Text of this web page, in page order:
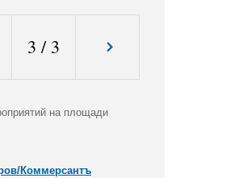
3 / 3
на площади
Коммерсантъ